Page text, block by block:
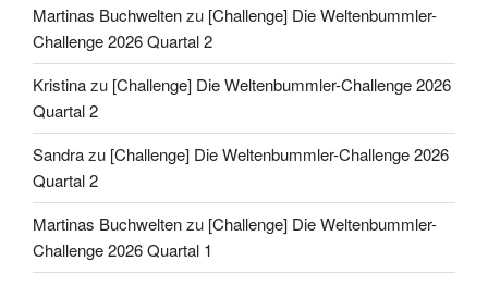
Martinas Buchweltenzu [Challenge] Die Weltenbummler-
Challenge 2026 Quartal 2
Kristinazu [Challenge] Die Weltenbummler-Challenge 2026
Quartal 2
Sandrazu [Challenge] Die Weltenbummler-Challenge 2026
Quartal 2
Martinas Buchweltenzu [Challenge] Die Weltenbummler-
Challenge 2026 Quartal 1